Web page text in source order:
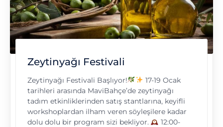
Zeytinyağı Festivali
Zeytinyağı Festivali Başlıyor!
17-19 Ocak
tarihleri arasında MaviBahçe’de zeytinyağı
tadım etkinliklerinden satış stantlarına, keyifli
workshoplardan ilham veren söyleşilere kadar
dolu dolu bir program sizi bekliyor.
12:00-